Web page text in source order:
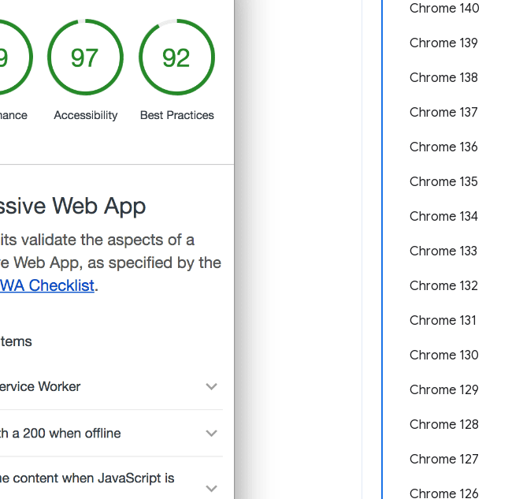
Chrome 140
Chrome 139
Chrome 138
Chrome 137
Chrome 136
Chrome 135
Chrome 134
Chrome 133
Chrome 132
Chrome 131
Chrome 130
Chrome 129
Chrome 128
Chrome 127
Chrome 126